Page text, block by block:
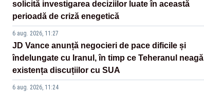
solicită investigarea deciziilor luate în această
perioadă de criză enegetică
6 aug. 2026, 11:27
JD Vance anunță negocieri de pace dificile și
îndelungate cu Iranul, în timp ce Teheranul neagă
existența discuțiilor cu SUA
6 aug. 2026, 11:24